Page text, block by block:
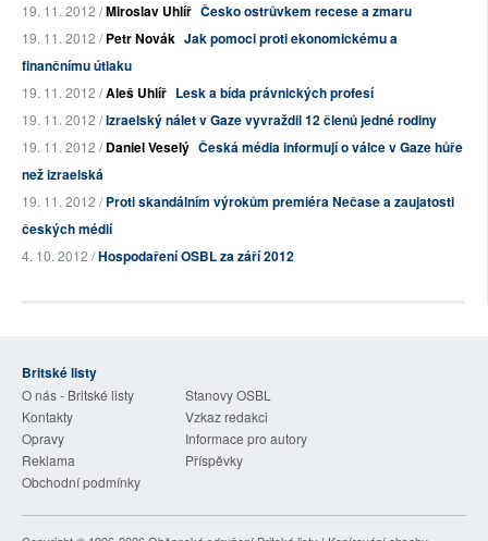
19. 11. 2012 /Miroslav Uhlíř Česko ostrůvkem recese a zmaru
19. 11. 2012 /Petr Novák Jak pomoci proti ekonomickému a
finančnímu útlaku
19. 11. 2012 /Aleš Uhlíř Lesk a bída právnických profesí
19. 11. 2012 /Izraelský nálet v Gaze vyvraždil 12 členů jedné rodiny
19. 11. 2012 /Daniel Veselý Česká média informují o válce v Gaze hůře
než izraelská
19. 11. 2012 /Proti skandálním výrokům premiéra Nečase a zaujatosti
českých médií
4. 10. 2012 /Hospodaření OSBL za září 2012
Britské listy
O nás - Britské listy
Stanovy OSBL
Kontakty
Vzkaz redakci
Opravy
Informace pro autory
Reklama
Příspěvky
Obchodní podmínky